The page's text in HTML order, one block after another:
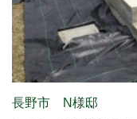
長野市 N様邸